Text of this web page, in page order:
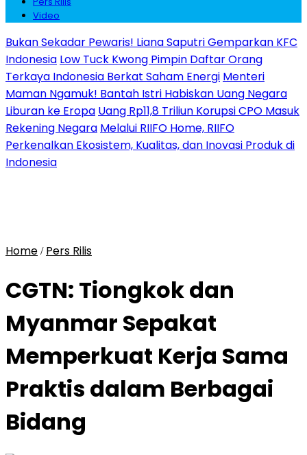
Video
Bukan Sekadar Pewaris! Liana Saputri Gemparkan KFC
Indonesia Low Tuck Kwong Pimpin Daftar Orang
Terkaya Indonesia Berkat Saham Energi Menteri
Maman Ngamuk! Bantah Istri Habiskan Uang Negara
Liburan ke Eropa Uang Rp11,8 Triliun Korupsi CPO Masuk
Rekening Negara Melalui RIIFO Home, RIIFO
Perkenalkan Ekosistem, Kualitas, dan Inovasi Produk di
Indonesia
Home / Pers Rilis
CGTN: Tiongkok dan
Myanmar Sepakat
Memperkuat Kerja Sama
Praktis dalam Berbagai
Bidang